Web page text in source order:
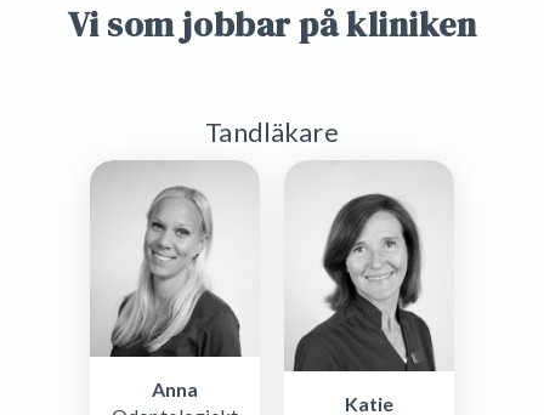
Vi som jobbar på kliniken
Tandläkare
Anna
Katie